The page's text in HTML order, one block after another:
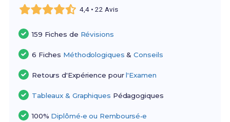
4,4 • 22 Avis
159 Fiches de Révisions
6 Fiches Méthodologiques &Conseils
Retours d'Expérience pourl'Examen
Tableaux & Graphiques Pédagogiques
100% Diplômé•e ou Remboursé•e